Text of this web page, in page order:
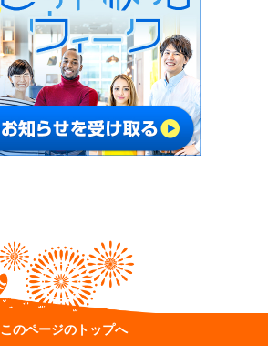
このページのトップへ